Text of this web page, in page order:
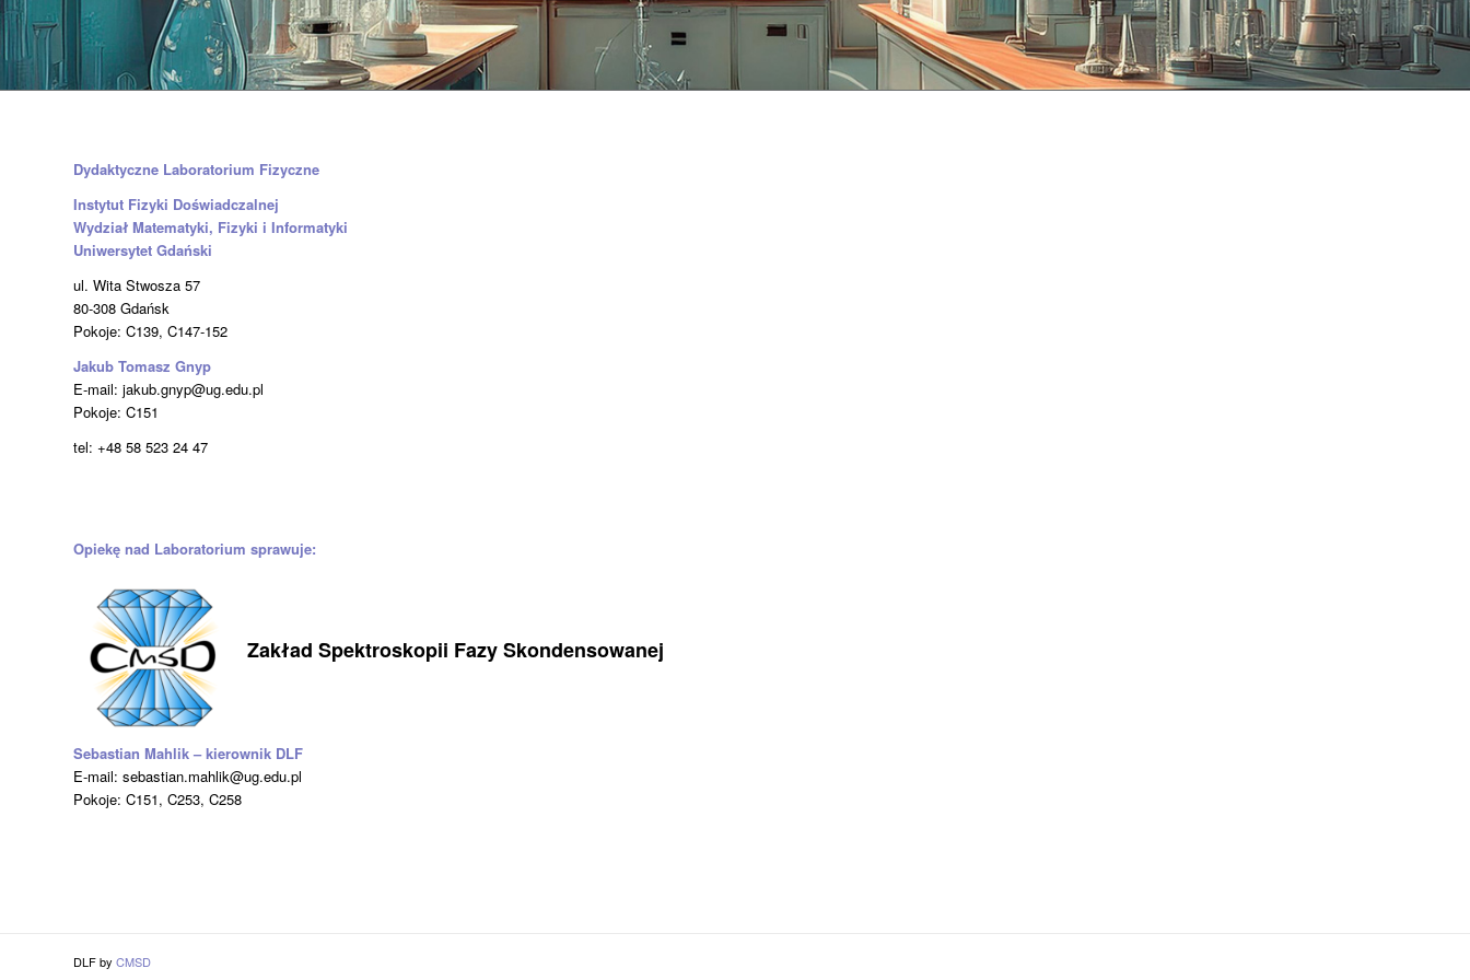
Dydaktyczne Laboratorium Fizyczne
Instytut Fizyki Doświadczalnej
Wydział Matematyki, Fizyki i Informatyki
Uniwersytet Gdański
ul. Wita Stwosza 57
80-308 Gdańsk
Pokoje: C139, C147-152
Jakub Tomasz Gnyp
E-mail: jakub.gnyp@ug.edu.pl
Pokoje: C151
tel: +48 58 523 24 47
Opiekę nad Laboratorium sprawuje:
Zakład Spektroskopii Fazy Skondensowanej
Sebastian Mahlik – kierownik DLF
E-mail: sebastian.mahlik@ug.edu.pl
Pokoje: C151, C253, C258
DLF by CMSD